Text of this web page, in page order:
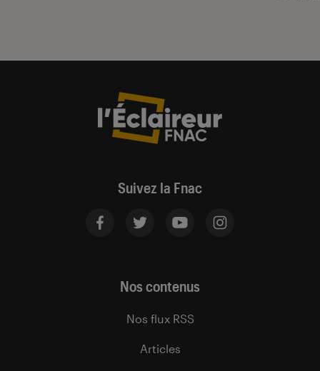
Suivez la Fnac
Nos contenus
Nos flux RSS
Articles